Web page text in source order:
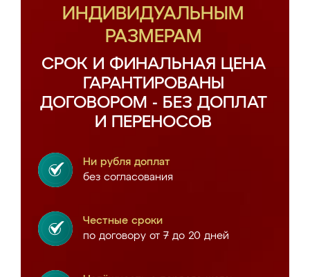
ИНДИВИДУАЛЬНЫМ
РАЗМЕРАМ
СРОК И ФИНАЛЬНАЯ ЦЕНА
ГАРАНТИРОВАНЫ
ДОГОВОРОМ - БЕЗ ДОПЛАТ
И ПЕРЕНОСОВ
Ни рубля доплат
без согласования
Честные сроки
по договору от 7 до 20 дней